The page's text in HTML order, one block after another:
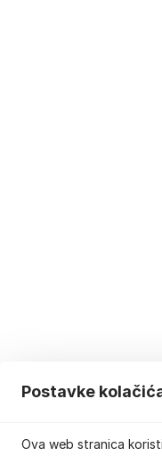
Postavke
Ova web stranica